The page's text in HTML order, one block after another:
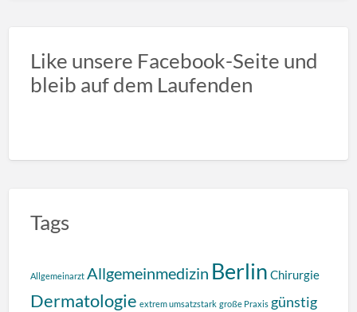
Like unsere Facebook-Seite und
bleib auf dem Laufenden
Tags
Allgemeinarzt Allgemeinmedizin Berlin Chirurgie
Dermatologie extrem umsatzstark große Praxis günstig